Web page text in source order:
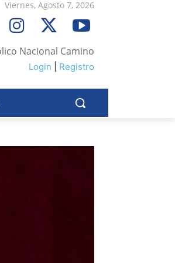
Viernes, Agosto 7, 2026
Nacional Camino
Login Registro